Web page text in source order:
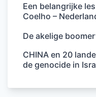
Een belangrijke
Coelho –
De akelige
CHINA en 20
de genocide in